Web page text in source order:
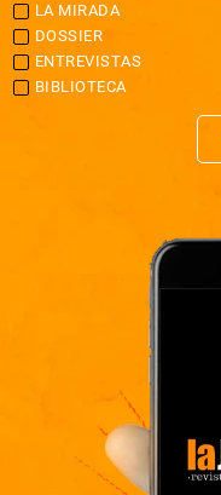
LA MIRADA
DOSSIER
ENTREVISTAS
BIBLIOTECA